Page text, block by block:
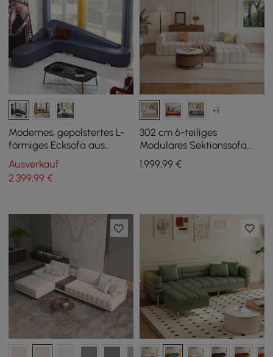
Modernes, gepolstertes L-
förmiges Ecksofa aus
Kunstleder in Blau
Ausverkauf
2.399,99 €
+1
302 cm 6-teiliges
Modulares Sektionssofa
aus Samt mit
Kanalfunktion und
1.999,99€